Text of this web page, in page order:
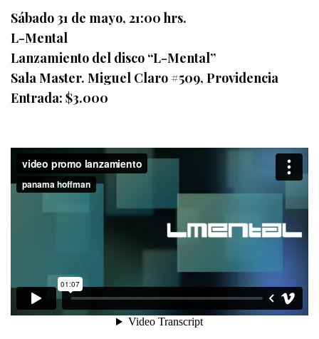
Sábado 31 de mayo, 21:00 hrs.
L-Mental
Lanzamiento del disco “L-Mental”
Sala Master. Miguel Claro #509, Providencia
Entrada: $3.000